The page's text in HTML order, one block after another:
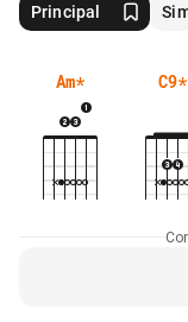
Principal
Am* C9*